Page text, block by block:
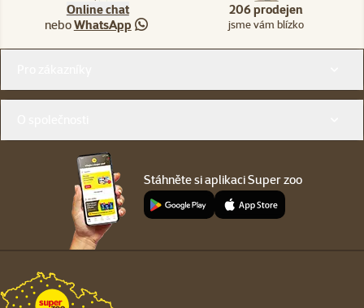
Online chat
neboWhatsApp
206 prodejen
jsme vám blízko
Stáhněte si aplikaci Super zoo